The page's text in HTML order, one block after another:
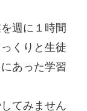
週に１時間
くりと生徒
あった学習
てみません